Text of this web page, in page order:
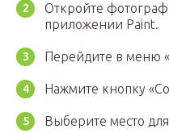
Откройте
приложении Paint.
Перейдите в меню
Нажмите кнопку
Выберите место